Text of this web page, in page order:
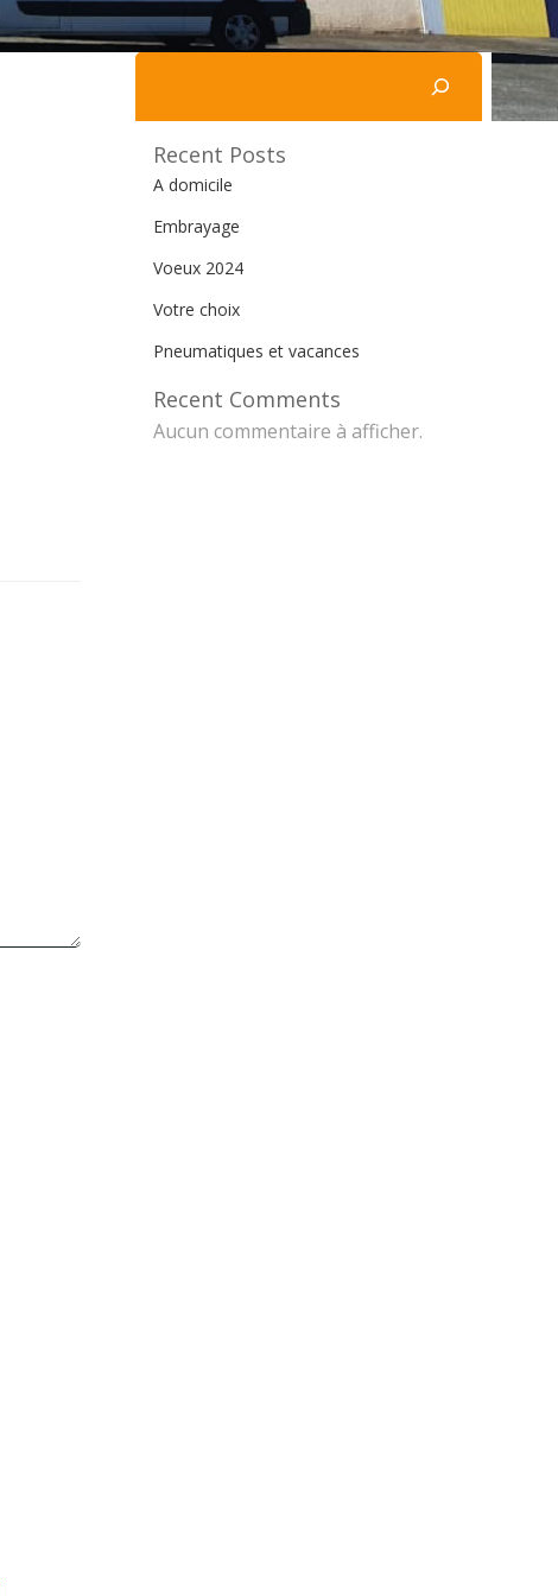
Rechercher
Recent Posts
A domicile
Embrayage
Voeux 2024
Votre choix
Pneumatiques et vacances
Recent Comments
Aucun commentaire à afficher.